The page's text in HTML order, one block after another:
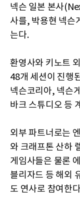
넥슨 일본 본사
사를, 박용현 넥슨
는다.
환영사와 키노트
48개 세션이 진행
넥슨코리아, 넥슨
바크 스튜디오 등
외부 파트너로는
와 크래프톤 산하
게임사들은 물론
블리자드 등 해외
도 연사로 참여한